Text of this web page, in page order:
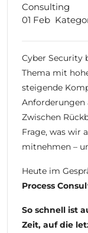
Consulting
01 Feb
Cyber Security
Thema mit
steigende
Anforderungen
Zwischen
Frage, was wir
mitnehmen –
Heute im
Process
So schnell ist
Zeit, auf die